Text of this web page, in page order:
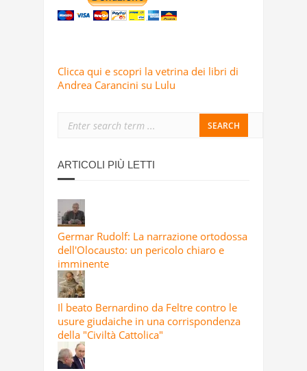
Clicca qui e scopri la vetrina dei libri di
Andrea Carancini su Lulu
ARTICOLI PIÙ LETTI
Germar Rudolf: La narrazione ortodossa
dell'Olocausto: un pericolo chiaro e
imminente
Il beato Bernardino da Feltre contro le
usure giudaiche in una corrispondenza
della "Civiltà Cattolica"